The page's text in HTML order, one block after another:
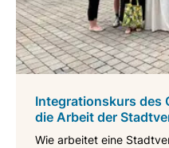
Integrationskurs des
die Arbeit der
Wie arbeitet eine